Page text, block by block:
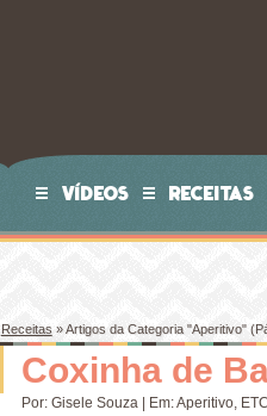
VÍDEOS RECEITAS
Receitas»Artigos da Categoria "Aperitivo"
Coxinha de
Por: Gisele Souza| Em:Aperitivo, ETC